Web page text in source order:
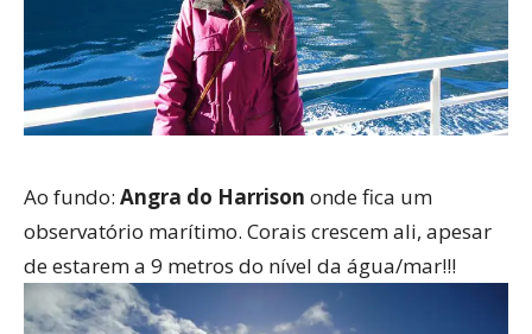
Ao fundo: Angra do Harrison onde fica um
observatório marítimo. Corais crescem ali, apesar
de estarem a 9 metros do nível da água/mar!!!